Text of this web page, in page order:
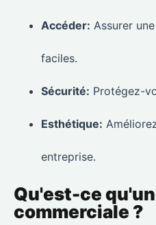
Accéder: Assurer
faciles.
Sécurité: Protégez-
Esthétique:
entreprise.
Qu'est-ce
commerciale ?